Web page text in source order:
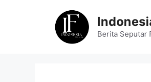
Berita Seputar